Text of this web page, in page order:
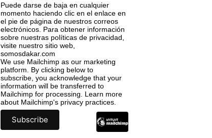
Puede darse de baja en cualquier
momento haciendo clic en el enlace en
el pie de página de nuestros correos
electrónicos. Para obtener información
sobre nuestras políticas de privacidad,
visite nuestro sitio web,
somosdakar.com
We use Mailchimp as our marketing
platform. By clicking below to
subscribe, you acknowledge that your
information will be transferred to
Mailchimp for processing. Learn more
about Mailchimp's privacy practices.